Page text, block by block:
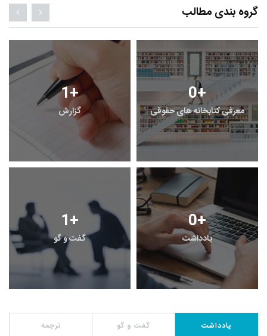
گروه بندی مطالب
1+
گزارش
0+
معرفی کتابخانه های حقوقی
1+
گفت و گو
0+
یادداشت
یادداشت گفت و گو ترجمه